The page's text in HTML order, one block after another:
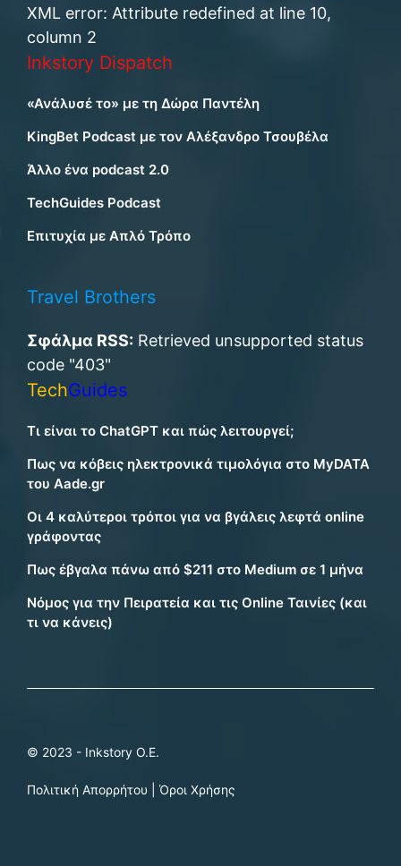
XML error: Attribute redefined at line 10,
column 2
Inkstory Dispatch
«Ανάλυσέ το» με τη Δώρα Παντέλη
KingBet Podcast με τον Αλέξανδρο Τσουβέλα
Άλλο ένα podcast 2.0
TechGuides Podcast
Επιτυχία με Απλό Τρόπο
Travel Brothers
Σφάλμα RSS: Retrieved unsupported status
code "403"
TechGuides
Τι είναι το ChatGPT και πώς λειτουργεί;
Πως να κόβεις ηλεκτρονικά τιμολόγια στο MyDATA
του Aade.gr
Οι 4 καλύτεροι τρόποι για να βγάλεις λεφτά online
γράφοντας
Πως έβγαλα πάνω από $211 στο Medium σε 1 μήνα
Νόμος για την Πειρατεία και τις Online Ταινίες (και
τι να κάνεις)
© 2023 - Inkstory Ο.Ε.
Πολιτική Απορρήτου Όροι Χρήσης